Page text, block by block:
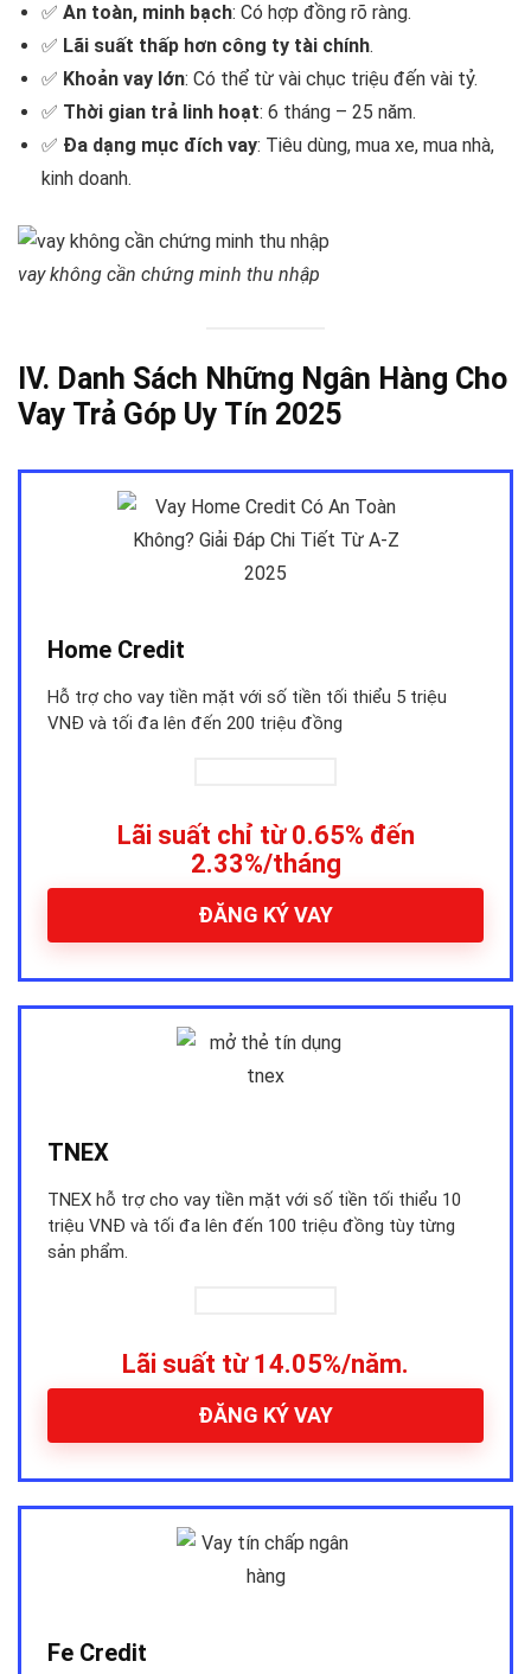
✅ An toàn, minh bạch: Có hợp đồng rõ ràng.
✅ Lãi suất thấp hơn công ty tài chính.
✅ Khoản vay lớn: Có thể từ vài chục triệu đến vài tỷ.
✅ Thời gian trả linh hoạt: 6 tháng – 25 năm.
✅ Đa dạng mục đích vay: Tiêu dùng, mua xe, mua nhà,
kinh doanh.
vay không cần chứng minh thu nhập
IV. Danh Sách Những Ngân Hàng Cho
Vay Trả Góp Uy Tín 2025
Home Credit
Hỗ trợ cho vay tiền mặt với số tiền tối thiểu 5 triệu
VNĐ và tối đa lên đến 200 triệu đồng
Lãi suất chỉ từ 0.65% đến
2.33%/tháng
ĐĂNG KÝ VAY
TNEX
TNEX hỗ trợ cho vay tiền mặt với số tiền tối thiểu 10
triệu VNĐ và tối đa lên đến 100 triệu đồng tùy từng
sản phẩm.
Lãi suất từ 14.05%/năm.
ĐĂNG KÝ VAY
Fe Credit